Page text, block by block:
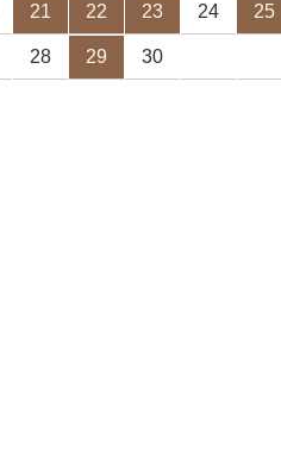
21 22 23 24 25
28 29 30